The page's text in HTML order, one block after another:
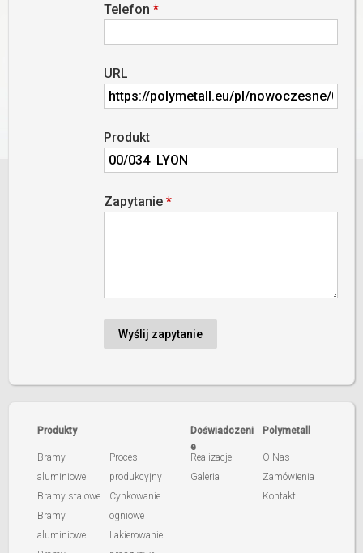
Telefon *
URL
Produkt
Zapytanie *
Produkty
Bramy
aluminiowe
Bramy stalowe
Bramy
aluminiowe
Proces
produkcyjny
Cynkowanie
ogniowe
Lakierowanie
Doświadczeni
e
Realizacje
Galeria
Polymetall
O Nas
Zamówienia
Kontakt